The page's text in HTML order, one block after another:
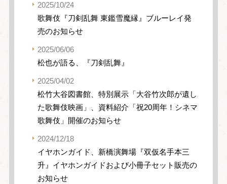
2025/10/24
歌舞伎『刀剣乱舞 東鑑雪魔縁』ブルーレイ発
売のお知らせ
2025/06/06
松也が語る、『刀剣乱舞』
2025/04/02
松竹大谷図書館、特別展示「大谷竹次郎が遺し
た歌舞伎映画」、資料紹介「祝20周年！シネマ
歌舞伎」開催のお知らせ
2024/12/18
イヤホンガイド、新橋演舞場『双仮名手本三
升』イヤホンガイドおよび小冊子セット販売の
お知らせ